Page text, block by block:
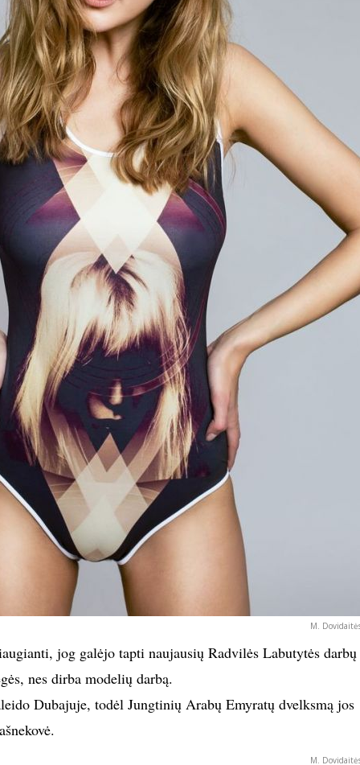
M.
jog galėjo tapti naujausių Radvilės Labutytės darbų
nes dirba modelių darbą.
Dubajuje, todėl Jungtinių Arabų Emyratų dvelksmą jos
M.